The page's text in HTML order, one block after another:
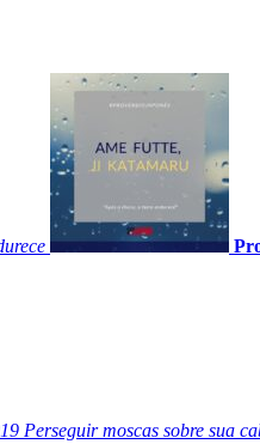
Perseguir moscas sobre sua